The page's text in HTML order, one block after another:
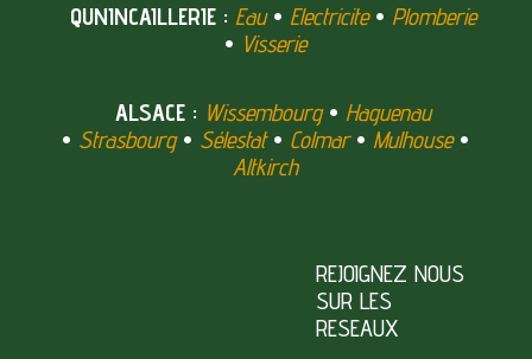
QUNINCAILLERIE : Eau• Electricite• Plomberie
• Visserie
ALSACE : Wissembourg• Haguenau
• Strasbourg• Sélestat• Colmar• Mulhouse•
Altkirch
REJOIGNEZ NOUS
SUR LES
RESEAUX